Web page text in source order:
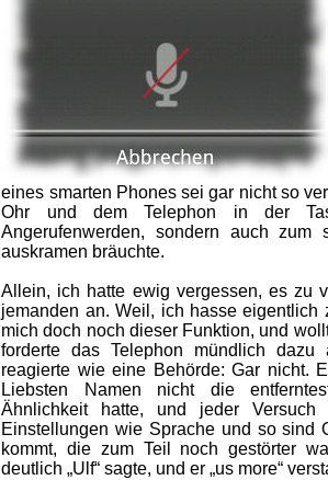
eines smarten Phones sei gar nicht so
Ohr und dem Telephon in der
Angerufenwerden, sondern auch
auskramen bräuchte.
Allein, ich hatte ewig vergessen, es zu
jemanden an. Weil, ich hasse
mich doch noch dieser Funktion, und
forderte das Telephon mündlich
reagierte wie eine Behörde: Gar nicht.
Liebsten Namen nicht die
Ähnlichkeit hatte, und jeder Versuch
Einstellungen wie Sprache und so sind
kommt, die zum Teil noch gestörter
deutlich „Ulf“ sagte, und er „us more“